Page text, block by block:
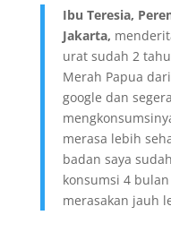
Ibu Teresia,
Jakarta,
urat sudah 2
Merah Papua
google dan
merasa lebih
badan saya
konsumsi 4
merasakan jauh